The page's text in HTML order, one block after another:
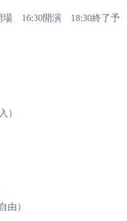
場 16:30開演 18:30終了予
）
由）